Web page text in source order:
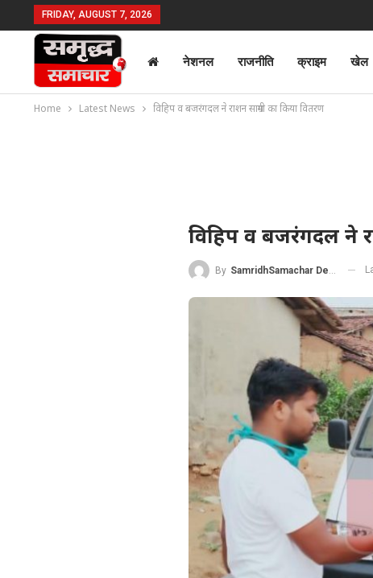
FRIDAY, AUGUST 7, 2026
नेशनल राजनीति क्राइम खेल
Home Latest News विहिप व बजरंगदल ने राशन साम्रगी का किया वितरण
विहिप व बजरंगदल ने
By SamridhSamachar Desk